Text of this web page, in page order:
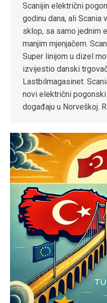
Scanijin električni
godinu dana, ali Scania
sklop, sa samo jednim
manjim mjenjačem.
Super linijom u dizel
izvijestio danski
Lastbilmagasinet.
novi električni
događaju u Norveškoj.